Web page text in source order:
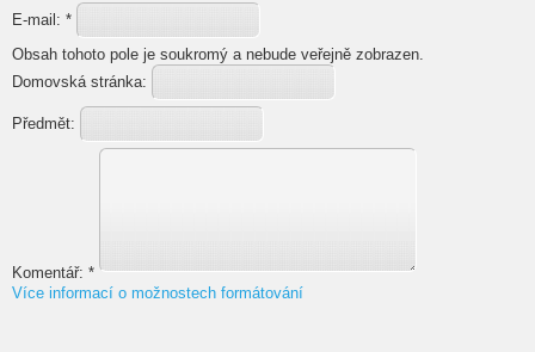
E-mail: *
Obsah tohoto pole je soukromý a nebude veřejně zobrazen.
Domovská stránka:
Předmět:
Komentář: *
Více informací o možnostech formátování